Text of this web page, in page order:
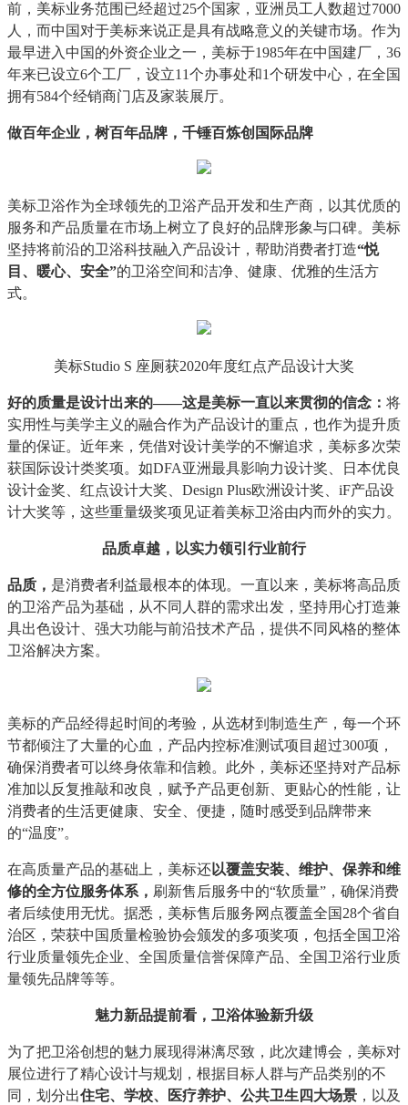
前，美标业务范围已经超过25个国家，亚洲员工人数超过7000
人，而中国对于美标来说正是具有战略意义的关键市场。作为
最早进入中国的外资企业之一，美标于1985年在中国建厂，36
年来已设立6个工厂，设立11个办事处和1个研发中心，在全国
拥有584个经销商门店及家装展厅。
做百年企业，树百年品牌，千锤百炼创国际品牌
美标卫浴作为全球领先的卫浴产品开发和生产商，以其优质的
服务和产品质量在市场上树立了良好的品牌形象与口碑。美标
坚持将前沿的卫浴科技融入产品设计，帮助消费者打造“悦
目、暖心、安全”的卫浴空间和洁净、健康、优雅的生活方
式。
美标Studio S 座厕获2020年度红点产品设计大奖
好的质量是设计出来的——这是美标一直以来贯彻的信念： 将
实用性与美学主义的融合作为产品设计的重点，也作为提升质
量的保证。近年来，凭借对设计美学的不懈追求，美标多次荣
获国际设计类奖项。如DFA亚洲最具影响力设计奖、日本优良
设计金奖、红点设计大奖、Design Plus欧洲设计奖、iF产品设
计大奖等，这些重量级奖项见证着美标卫浴由内而外的实力。
品质卓越 ，以实力领引行业前行
品质， 是消费者利益最根本的体现。一直以来，美标将高品质
的卫浴产品为基础，从不同人群的需求出发，坚持用心打造兼
具出色设计、强大功能与前沿技术产品，提供不同风格的整体
卫浴解决方案。
美标的产品经得起时间的考验，从选材到制造生产，每一个环
节都倾注了大量的心血，产品内控标准测试项目超过300项，
确保消费者可以终身依靠和信赖。此外，美标还坚持对产品标
准加以反复推敲和改良，赋予产品更创新、更贴心的性能，让
消费者的生活更健康、安全、便捷，随时感受到品牌带来
的“温度”。
在高质量产品的基础上，美标还以覆盖安装、维护、保养和维
修的全方位服务体系， 刷新售后服务中的“软质量”，确保消费
者后续使用无忧。据悉，美标售后服务网点覆盖全国28个省自
治区，荣获中国质量检验协会颁发的多项奖项，包括全国卫浴
行业质量领先企业、全国质量信誉保障产品、全国卫浴行业质
量领先品牌等等。
魅力新品提前看，卫浴体验新升级
为了把卫浴创想的魅力展现得淋漓尽致，此次建博会，美标对
展位进行了精心设计与规划，根据目标人群与产品类别的不
同，划分出住宅、学校、医疗养护、公共卫生四大场景 ，以及